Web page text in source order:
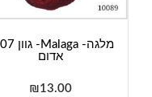
אדום
₪13.00